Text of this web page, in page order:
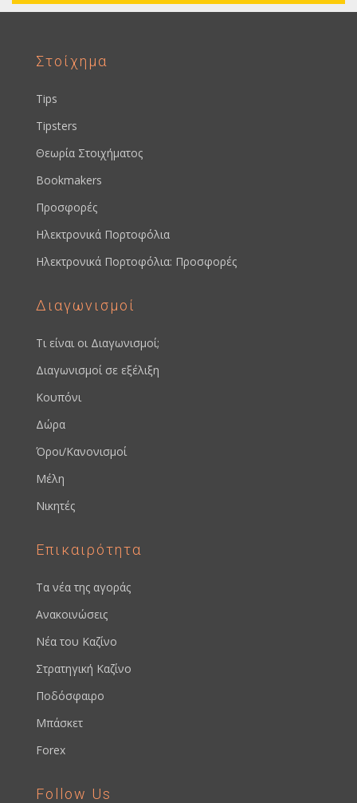
Στοίχημα
Tips
Tipsters
Θεωρία Στοιχήματος
Bookmakers
Προσφορές
Ηλεκτρονικά Πορτοφόλια
Ηλεκτρονικά Πορτοφόλια: Προσφορές
Διαγωνισμοί
Τι είναι οι Διαγωνισμοί;
Διαγωνισμοί σε εξέλιξη
Κουπόνι
Δώρα
Όροι/Κανονισμοί
Μέλη
Νικητές
Επικαιρότητα
Τα νέα της αγοράς
Ανακοινώσεις
Νέα του Καζίνο
Στρατηγική Καζίνο
Ποδόσφαιρο
Μπάσκετ
Forex
Follow Us